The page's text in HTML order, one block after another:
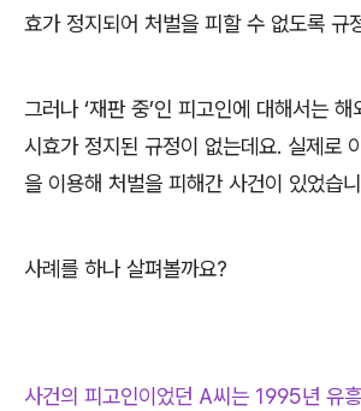
효가 정지되어 처벌을 피할 수 없도록 규
그러나‘재판 중’인 피고인에 대해서는 해
시효가 정지된 규정이 없는데요. 실제로
을 이용해 처벌을 피해간 사건이 있었습
사례를 하나 살펴볼까요?
사건의 피고인이었던 A씨는 1995년 유